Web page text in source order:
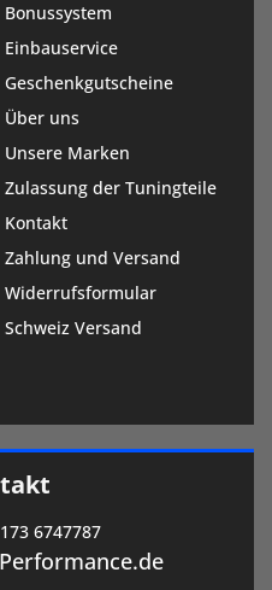
Bonussystem
Einbauservice
Geschenkgutscheine
Über uns
Unsere Marken
Zulassung der Tuningteile
Kontakt
Zahlung und Versand
Widerrufsformular
Schweiz Versand
6747787